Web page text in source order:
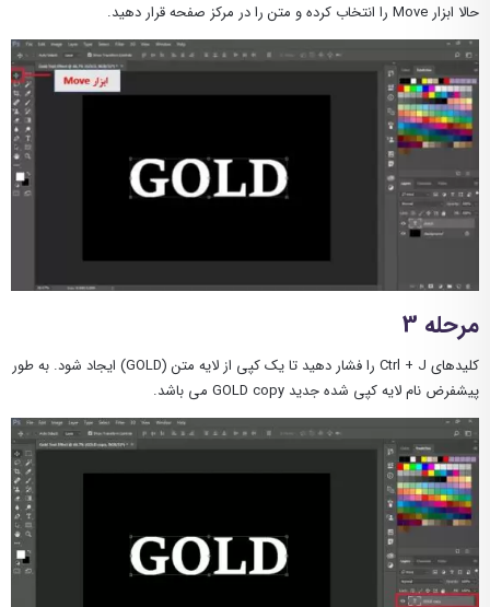
حالا ابزار Move را انتخاب کرده و متن را در مرکز صفحه قرار دهید.
مرحله 3
کلیدهای Ctrl + J را فشار دهید تا یک کپی از لایه متن (GOLD) ایجاد شود. به طور
پیشفرض نام لایه کپی شده جدید GOLD copy می باشد.